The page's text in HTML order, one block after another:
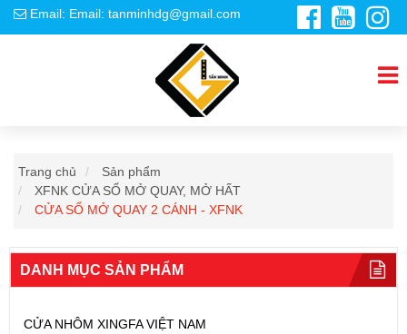
Email: Email: tanminhdg@gmail.com
Trang chủ
Sản phẩm
XFNK CỬA SỔ MỞ QUAY, MỞ HẤT
CỬA SỔ MỞ QUAY 2 CÁNH - XFNK
DANH MỤC SẢN PHẨM
CỬA NHÔM XINGFA VIỆT NAM